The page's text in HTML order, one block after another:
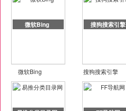
微软Bing
微软Bing
搜狗搜索引擎
搜狗搜索引擎